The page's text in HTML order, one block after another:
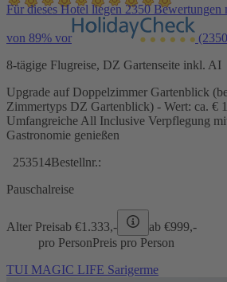
Für dieses Hotel liegen 2350 Bewertungen
von 89% vor
8-tägige Flugreise, DZ Gartenseite inkl. AI
Upgrade auf Doppelzimmer Gartenblick
Zimmertyps DZ Gartenblick) - Wert: ca. €
Umfangreiche All Inclusive Verpflegung
Gastronomie genießen
253514Bestellnr.:
Pauschalreise
Alter Preisab €1.333,- ab €999,-
pro PersonPreis pro Person
TUI MAGIC LIFE Sarigerme